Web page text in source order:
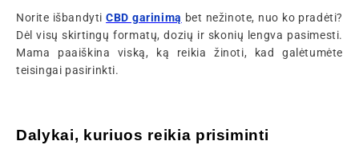
Norite išbandytiCBD garinimą bet nežinote, nuo ko pradėti?
Dėl visų skirtingų formatų, dozių ir skonių lengva pasimesti.
Mama paaiškina viską, ką reikia žinoti, kad galėtumėte
teisingai pasirinkti.
Dalykai, kuriuos reikia prisiminti